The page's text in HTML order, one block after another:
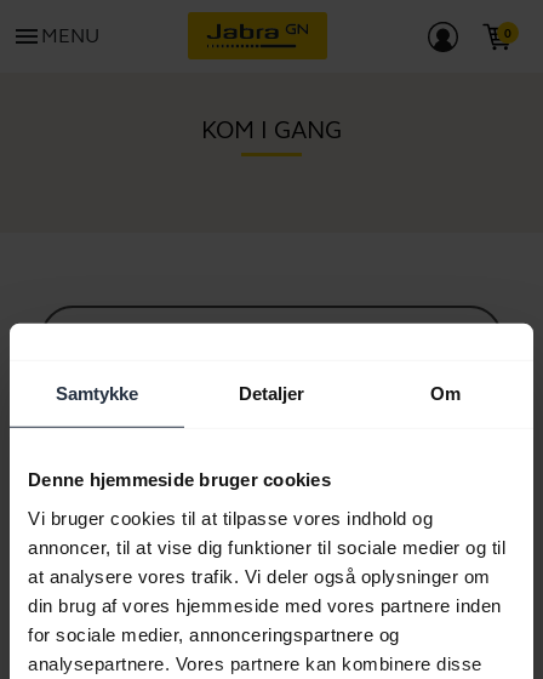
Samtykke Detaljer Om
Denne hjemmeside bruger cookies
Vi bruger cookies til at tilpasse vores indhold og
annoncer, til at vise dig funktioner til sociale medier og til
at analysere vores trafik. Vi deler også oplysninger om
din brug af vores hjemmeside med vores partnere inden
for sociale medier, annonceringspartnere og
analysepartnere. Vores partnere kan kombinere disse
menu MENU
KOM I GANG
Bluetooth parringsguide
Ofte stillede spørgsmål